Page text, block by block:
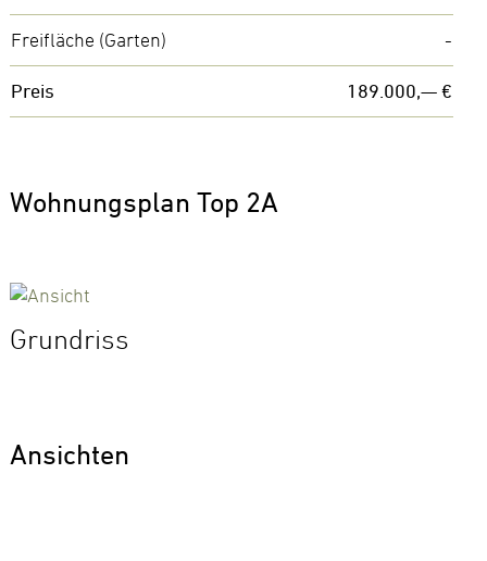
Freifläche (Garten) -
Preis 189.000,— €
Wohnungsplan Top 2A
Grundriss
Ansichten